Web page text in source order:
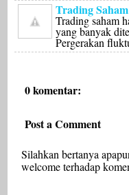
Trading
Trading saham
yang banyak
Pergerakan
0 komentar:
Post a Comment
Silahkan bertanya
welcome terhadap